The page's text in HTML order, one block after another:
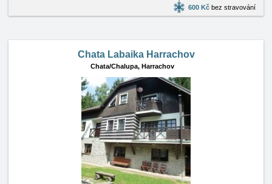
600 Kč bez stravování
Chata Labaika Harrachov
Chata/Chalupa, Harrachov